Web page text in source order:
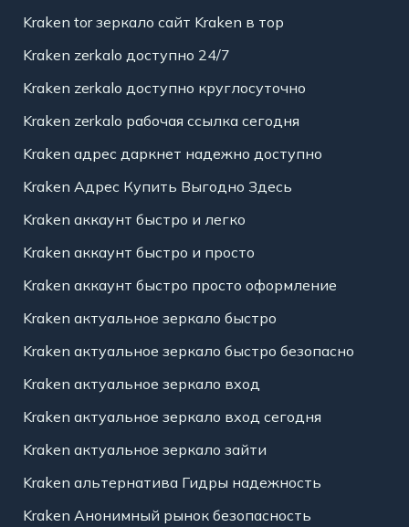
Kraken tor зеркало сайт Kraken в тор
Kraken zerkalo доступно 24/7
Kraken zerkalo доступно круглосуточно
Kraken zerkalo рабочая ссылка сегодня
Kraken адрес даркнет надежно доступно
Kraken Адрес Купить Выгодно Здесь
Kraken аккаунт быстро и легко
Kraken аккаунт быстро и просто
Kraken аккаунт быстро просто оформление
Kraken актуальное зеркало быстро
Kraken актуальное зеркало быстро безопасно
Kraken актуальное зеркало вход
Kraken актуальное зеркало вход сегодня
Kraken актуальное зеркало зайти
Kraken альтернатива Гидры надежность
Kraken Анонимный рынок безопасность